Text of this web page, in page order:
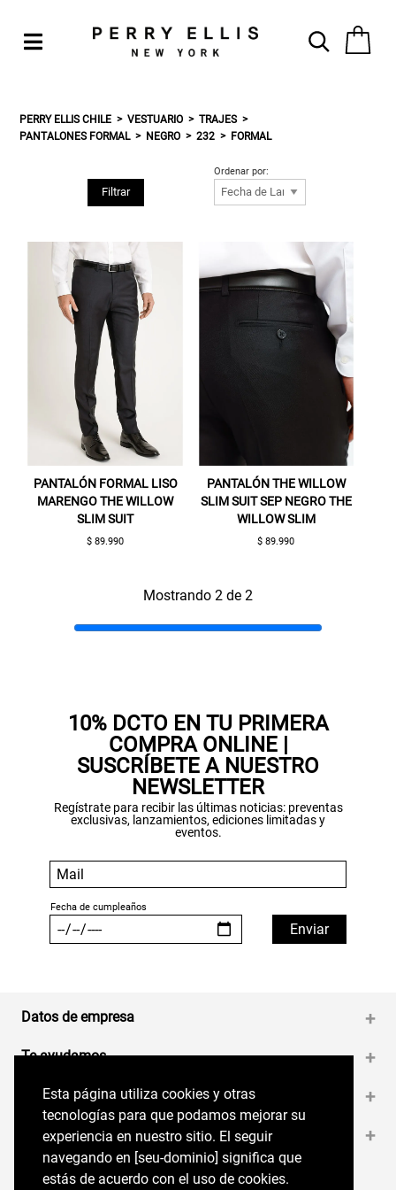
Esta página utiliza cookies y otras
tecnologías para que podamos mejorar su
experiencia en nuestro sitio. El seguir
navegando en perryellis.cl significa que estás
de acuerdo con el uso de cookies.
Esta página utiliza cookies y otras
tecnologías para que podamos mejorar su
experiencia en nuestro sitio. El seguir
navegando en [seu-dominio] significa que
estás de acuerdo con el uso de cookies.
PERRY ELLIS CHILE VESTUARIO
TRAJES
PANTALONES FORMAL
NEGRO 232 FORMAL
Filtrar
Ordenar por:
PANTALÓN FORMAL LISO
MARENGO THE WILLOW
SLIM SUIT
$ 89.990
PANTALÓN THE WILLOW
SLIM SUIT SEP NEGRO THE
WILLOW SLIM
$ 89.990
Mostrando 2 de 2
10% DCTO EN TU PRIMERA
COMPRA ONLINE |
SUSCRÍBETE A NUESTRO
NEWSLETTER
Regístrate para recibir las últimas noticias: preventas
exclusivas, lanzamientos, ediciones limitadas y
eventos.
Gracias por inscribirte!
Aquí esta tu cupón, usalo en tu siguiente
Datos de empresa +
Te ayudamos +
Medios de pago +
Contáctanos +
Síguenos en nuestras RRSS